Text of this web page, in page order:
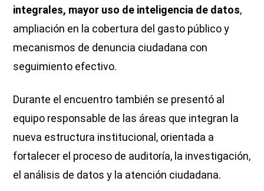
integrales, mayor uso de inteligencia de datos,
ampliación en la cobertura del gasto público y
mecanismos de denuncia ciudadana con
seguimiento efectivo.
Durante el encuentro también se presentó al
equipo responsable de las áreas que integran la
nueva estructura institucional, orientada a
fortalecer el proceso de auditoría, la investigación,
el análisis de datos y la atención ciudadana.